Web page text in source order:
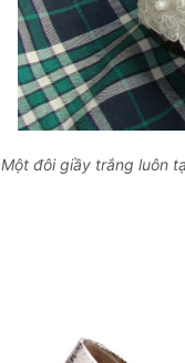
Một đôi giầy trắng luôn